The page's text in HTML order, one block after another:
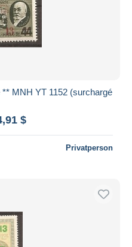
MNH YT 1152 (surchargé
$
Privatperson